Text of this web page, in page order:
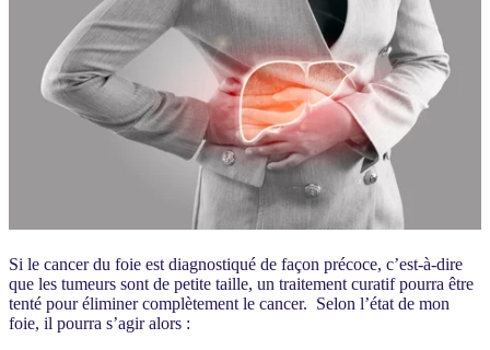
Si le cancer du foie est diagnostiqué de façon précoce, c’est-à-dire
que les tumeurs sont de petite taille, un traitement curatif pourra être
tenté pour éliminer complètement le cancer. Selon l’état de mon
foie, il pourra s’agir alors :